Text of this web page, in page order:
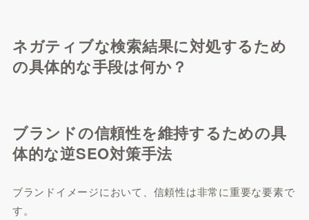
ネガティブな検索結果に対処するため
の具体的な手段は何か？
ブランドの信頼性を維持するための具
体的な逆SEO対策手法
ブランドイメージにおいて、信頼性は非常に重要な要素で
す。